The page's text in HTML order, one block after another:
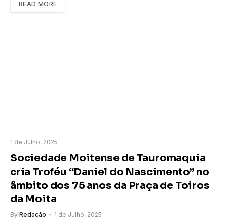
READ MORE
1 de Julho, 2025
Sociedade Moitense de Tauromaquia
cria Troféu “Daniel do Nascimento” no
âmbito dos 75 anos da Praça de Toiros
da Moita
By Redação 1 de Julho, 2025